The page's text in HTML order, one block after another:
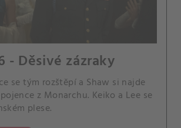
- Děsivé zázraky
se tým rozštěpí a Shaw si najde
z Monarchu. Keiko a Lee se
plese.